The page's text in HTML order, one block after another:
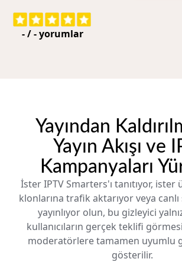
-/-yorumlar
Yayından
Yayın Akışı ve
Kampanyaları
İster IPTV Smarters'ı tanıtıyor,
klonlarına trafik aktarıyor veya
yayınlıyor olun, bu gizleyici
kullanıcıların gerçek teklifi
moderatörlere tamamen uyumlu
gösterilir.